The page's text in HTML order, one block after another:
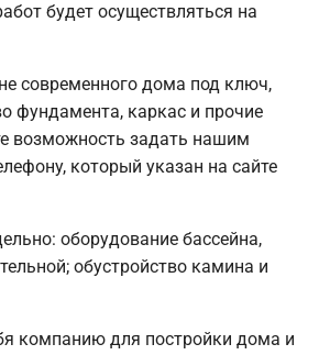
будет осуществляться на
современного дома под ключ,
фундамента, каркас и прочие
возможность задать нашим
который указан на сайте
оборудование бассейна,
обустройство камина и
компанию для постройки дома и